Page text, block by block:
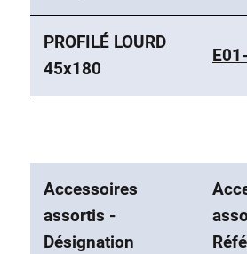
PROFILÉ LOURD
45x180
Accessoires
assortis -
Désignation